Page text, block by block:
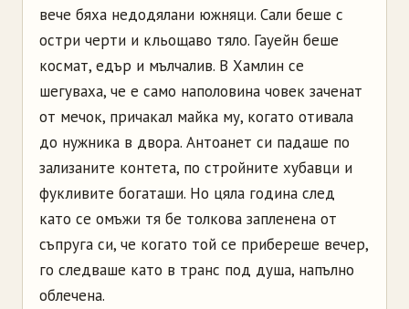
вече бяха недодялани южняци. Сали беше с
остри черти и кльощаво тяло. Гауейн беше
космат, едър и мълчалив. В Хамлин се
шегуваха, че е само наполовина човек заченат
от мечок, причакал майка му, когато отивала
до нужника в двора. Антоанет си падаше по
зализаните контета, по стройните хубавци и
фукливите богаташи. Но цяла година след
като се омъжи тя бе толкова запленена от
съпруга си, че когато той се прибереше вечер,
го следваше като в транс под душа, напълно
облечена.